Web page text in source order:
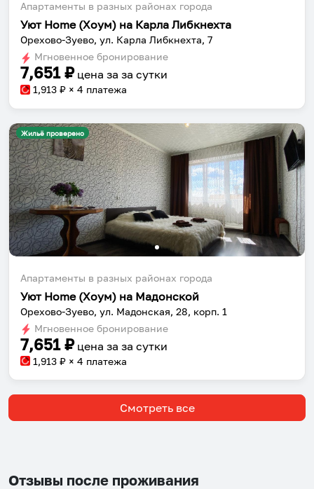
Апартаменты в разных районах города
Уют Home (Хоум) на Карла Либкнехта
Орехово-Зуево, ул. Карла Либкнехта, 7
Мгновенное бронирование
7,651₽ цена за за сутки
1,913 ₽ × 4 платежа
Жильё проверено
Апартаменты в разных районах города
Уют Home (Хоум) на Мадонской
Орехово-Зуево, ул. Мадонская, 28, корп. 1
Мгновенное бронирование
7,651₽ цена за за сутки
1,913 ₽ × 4 платежа
Смотреть все
Отзывы после проживания